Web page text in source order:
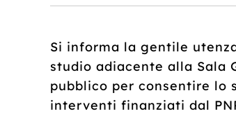
Si informa la gentile
studio adiacente alla Sala
pubblico per consentire
interventi finanziati dal